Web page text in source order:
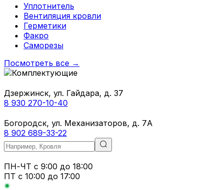
Уплотнитель
Вентиляция кровли
Герметики
Факро
Саморезы
Посмотреть все →
Дзержинск, ул. Гайдара, д. 37
8 930 270-10-40
Богородск, ул. Механизаторов, д. 7А
8 902 689-33-22
ПН-ЧТ с 9:00 до 18:00
ПТ с 10:00 до 17:00